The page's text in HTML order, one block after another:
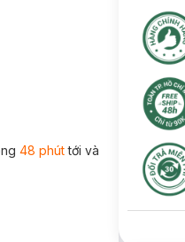
48 phúttới và